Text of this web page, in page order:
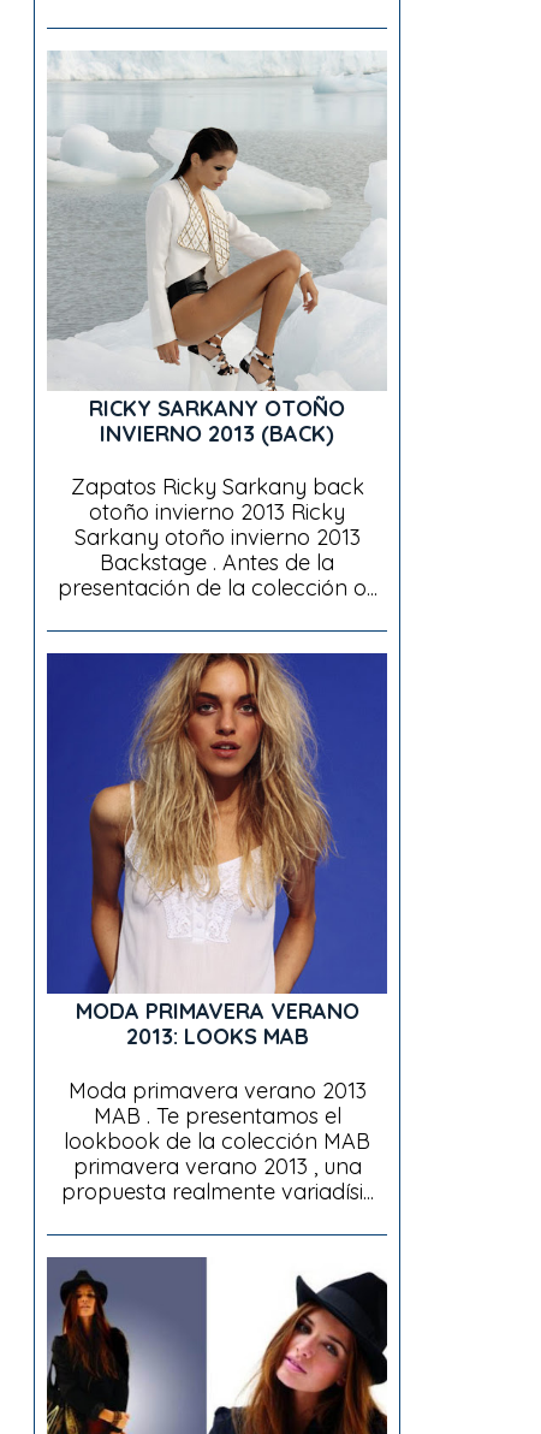
RICKY SARKANY OTOÑO
INVIERNO 2013 (BACK)
Zapatos Ricky Sarkany back
otoño invierno 2013 Ricky
Sarkany otoño invierno 2013
Backstage . Antes de la
presentación de la colección o...
MODA PRIMAVERA VERANO
2013: LOOKS MAB
Moda primavera verano 2013
MAB . Te presentamos el
lookbook de la colección MAB
primavera verano 2013 , una
propuesta realmente variadísi...